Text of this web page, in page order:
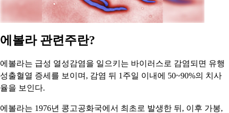
에볼라 관련주란?
에볼라는 급성 열성감염을 일으키는 바이러스로 감염되면 유행
성출혈열 증세를 보이며, 감염 뒤 1주일 이내에 50~90%의 치사
율을 보인다.
에볼라는 1976년 콩고공화국에서 최초로 발생한 뒤, 이후 가봉,